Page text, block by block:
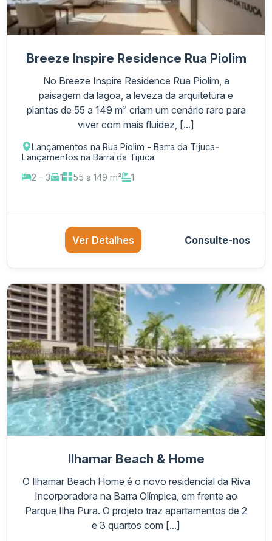
Breeze Inspire Residence Rua Piolim
No Breeze Inspire Residence Rua Piolim, a
paisagem da lagoa, a leveza da arquitetura e
plantas de 55 a 149 m² criam um cenário raro para
viver com mais fluidez, [...]
Lançamentos na Rua Piolim - Barra da Tijuca-
Lançamentos na Barra da Tijuca
2 – 3
1 55 a 149 m² 1
Ver Detalhes Consulte-nos
Ilhamar Beach & Home
O Ilhamar Beach Home é o novo residencial da Riva
Incorporadora na Barra Olímpica, em frente ao
Parque Ilha Pura. O projeto traz apartamentos de 2
e 3 quartos com [...]